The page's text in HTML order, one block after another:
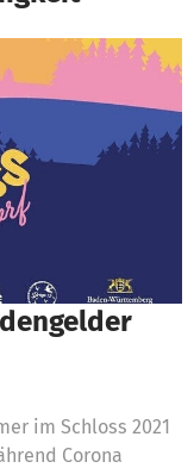
im Schloss 2021
Corona